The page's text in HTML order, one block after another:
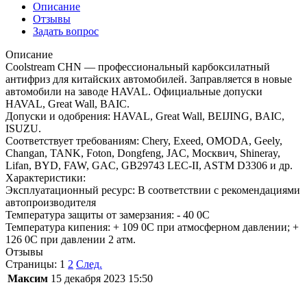
Описание
Отзывы
Задать вопрос
Описание
Coolstream CHN — профессиональный карбоксилатный
антифриз для китайских автомобилей. Заправляется в новые
автомобили на заводе HAVAL. Официальные допуски
HAVAL, Great Wall, BAIC.
Допуски и одобрения: HAVAL, Great Wall, BEIJING, BAIC,
ISUZU.
Соответствует требованиям: Chery, Exeed, OMODA, Geely,
Changan, TANK, Foton, Dongfeng, JAC, Москвич, Shineray,
Lifan, BYD, FAW, GAC, GB29743 LEC-II, ASTM D3306 и др.
Характеристики:
Эксплуатационный ресурс: В соответствии с рекомендациями
автопроизводителя
Температура защиты от замерзания: - 40 0С
Температура кипения: + 109 0С при атмосферном давлении; +
126 0С при давлении 2 атм.
Отзывы
Страницы: 1 2 След.
Максим 15 декабря 2023 15:50